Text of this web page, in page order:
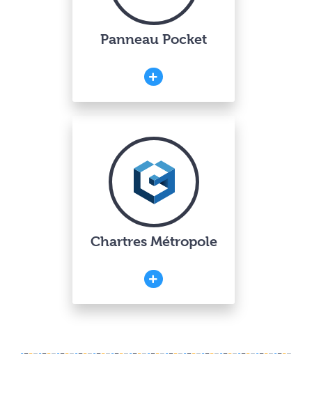
Panneau Pocket
Chartres Métropole